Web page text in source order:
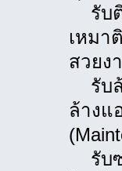
รับติ
เหมา
สวยง
รับล้
ล้างแ
รับซ่